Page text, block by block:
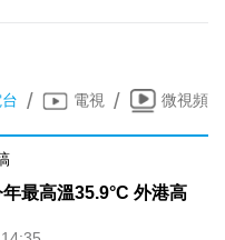
/ 電視 / 微視頻
最高溫35.9°C 外港高